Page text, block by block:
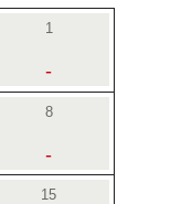
1
-
8
-
15